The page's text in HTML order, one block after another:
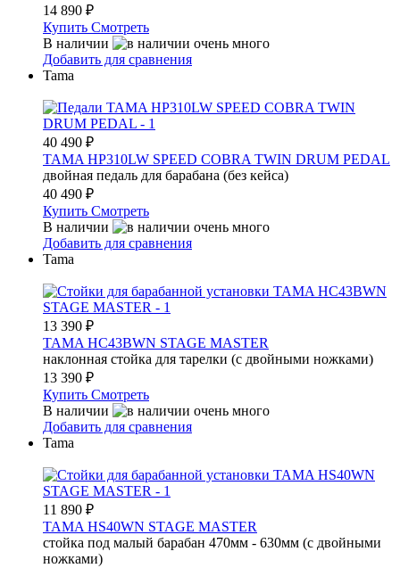
14 890 ₽
Купить Смотреть
В наличии
Добавить для сравнения
Tama
40 490 ₽
TAMA HP310LW SPEED COBRA TWIN DRUM PEDAL
двойная педаль для барабана (без кейса)
40 490 ₽
Купить Смотреть
В наличии
Добавить для сравнения
Tama
13 390 ₽
TAMA HC43BWN STAGE MASTER
наклонная стойка для тарелки (с двойными ножками)
13 390 ₽
Купить Смотреть
В наличии
Добавить для сравнения
Tama
11 890 ₽
TAMA HS40WN STAGE MASTER
стойка под малый барабан 470мм - 630мм (с двойными
ножками)